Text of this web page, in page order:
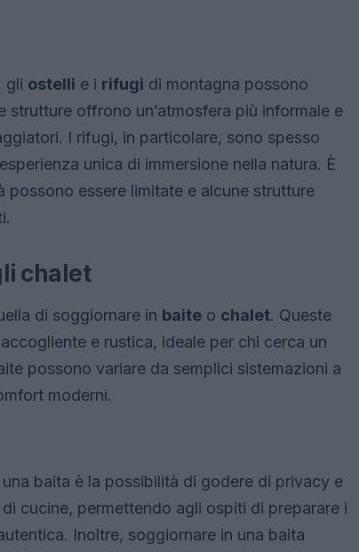
gli ostelli e i rifugi di montagna possono
strutture offrono un’atmosfera più informale e
I rifugi, in particolare, sono spesso
unica di immersione nella natura. È
essere limitate e alcune strutture
chalet
di soggiornare in baite o chalet. Queste
e rustica, ideale per chi cerca un
possono variare da semplici sistemazioni a
moderni.
baita è la possibilità di godere di privacy e
cucine, permettendo agli ospiti di preparare i
Inoltre, soggiornare in una baita